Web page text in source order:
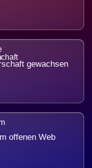
gewachsen
offenen Web